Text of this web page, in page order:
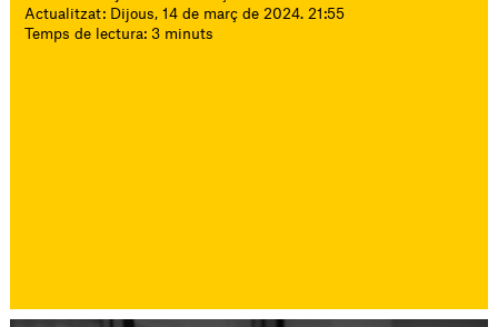
Actualitzat: Dijous, 14 de març de 2024. 21:55
Temps de lectura: 3 minuts